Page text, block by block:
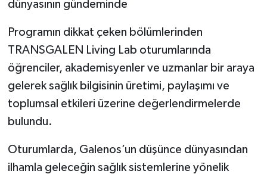
Programın dikkat çeken bölümlerinden
TRANSGALEN Living Lab oturumlarında
öğrenciler, akademisyenler ve uzmanlar bir araya
gelerek sağlık bilgisinin üretimi, paylaşımı ve
toplumsal etkileri üzerine değerlendirmelerde
bulundu.
Oturumlarda, Galenos’un düşünce dünyasından
ilhamla geleceğin sağlık sistemlerine yönelik